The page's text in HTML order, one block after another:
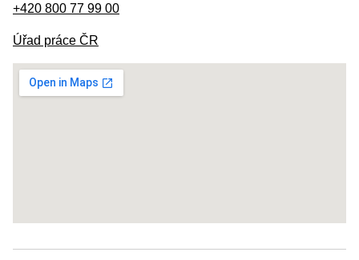
+420 800 77 99 00
Úřad práce ČR